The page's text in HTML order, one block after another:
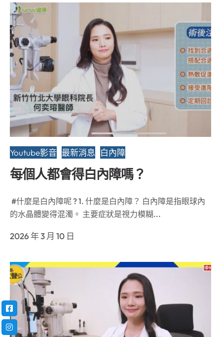
Youtube影音 最新消息 白內障
每個人都會得白內障嗎？
#什麼是白內障呢 ? 1. 什麼是白內障？ 白內障是指眼球內
的水晶體變得混濁。 主要症狀是視力模糊...
2026 年 3 月 10 日